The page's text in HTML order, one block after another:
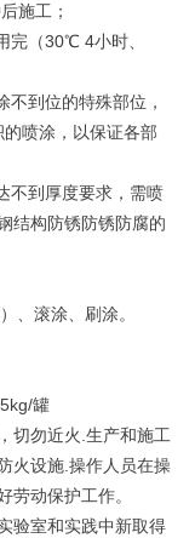
施工；
30℃ 4小时、
位的特殊部位，
喷涂，以保证各部
厚度要求，需喷
结构防锈防锈防腐的
、滚涂、刷涂。
罐
切勿近火.生产和施工
火设施.操作人员在操
劳动保护工作。
验室和实践中新取得